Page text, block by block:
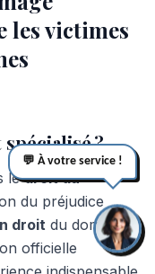
les victimes
?
ledroit du
du préjudice
droit du dommage
officielle
💬 À votre service !